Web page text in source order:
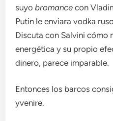
suyobromance con
Putin le enviara vodka
Discuta con Salvini cómo
energética y su propio
dinero, parece imparable.
Entonces los barcos
yvenire.